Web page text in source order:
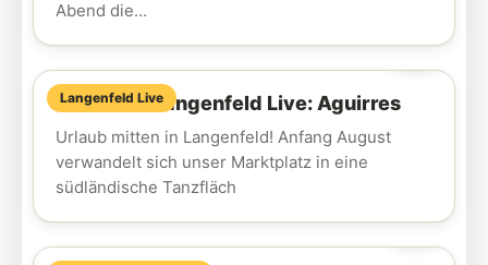
Abend die…
Langenfeld Live
5
Heute bei Langenfeld Live: Aguirres
Urlaub mitten in Langenfeld! Anfang August
verwandelt sich unser Marktplatz in eine
südländische Tanzfläch
4